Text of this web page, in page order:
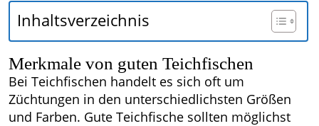
Inhaltsverzeichnis
Merkmale von guten Teichfischen
Bei Teichfischen handelt es sich oft um
Züchtungen in den unterschiedlichsten Größen
und Farben. Gute Teichfische sollten möglichst